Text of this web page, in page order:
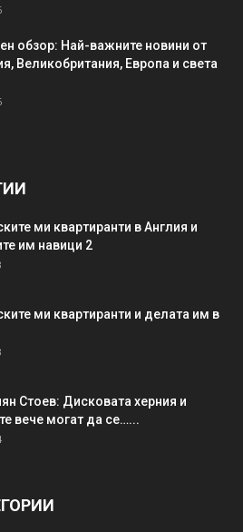
обзор: Най-важните новини от
Великобритания, Европа и света
ми квартиранти в Англия и
им навици 2
ми квартиранти и делата им в
Стоев: Дисковата херния и
вече могат да се…...